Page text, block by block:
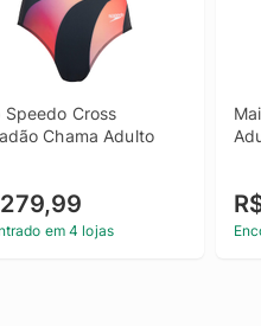
Speedo Cross
Chama Adulto
em 4 lojas